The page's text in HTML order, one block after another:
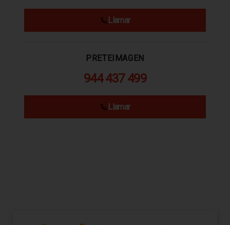
Llamar
PRETEIMAGEN
944 437 499
Llamar